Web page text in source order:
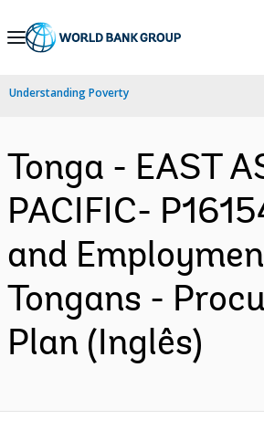
Skip
Navigation
Understanding Poverty
Tonga - EAST
PACIFIC-
and
Tongans -
Plan (Inglês)